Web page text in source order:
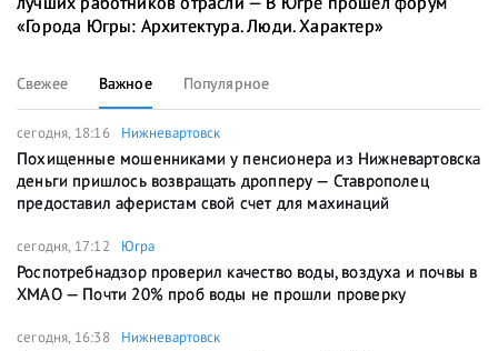
«Города Югры: Архитектура. Люди. Характер»
Свежее Важное Популярное
сегодня, 18:16 Нижневартовск
Похищенные мошенниками у пенсионера из Нижневартовска
деньги пришлось возвращать дропперу — Ставрополец
предоставил аферистам свой счет для махинаций
сегодня, 17:12 Югра
Роспотребнадзор проверил качество воды, воздуха и почвы в
ХМАО — Почти 20% проб воды не прошли проверку
сегодня, 16:38 Нижневартовск